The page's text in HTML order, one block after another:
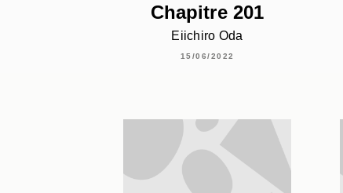
Chapitre 201
Eiichiro Oda
15/06/2022